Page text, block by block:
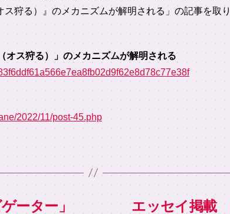
ス狩る）』のメカニズムが解明される」の記事を取
オス狩る）」のメカニズムが解明される
2022/11/post-45.php
ーター」
エッセイ掲載